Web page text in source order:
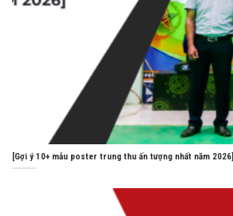
[Gợi ý 10+ mẫu poster trung thu ấn tượng nhất năm 2026]